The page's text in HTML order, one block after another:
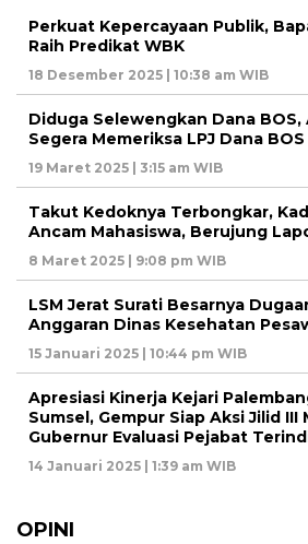
Perkuat Kepercayaan Publik,
Raih Predikat WBK
18 Desember 2025 | 10:38 am WIB
Diduga Selewengkan Dana BOS,
Segera Memeriksa LPJ Dana
19 Maret 2025 | 3:15 am WIB
Takut Kedoknya Terbongkar,
Ancam Mahasiswa, Berujung
8 Maret 2025 | 9:08 pm WIB
LSM Jerat Surati Besarnya
Anggaran Dinas Kesehatan
15 Januari 2025 | 10:44 pm WIB
Apresiasi Kinerja Kejari
Sumsel, Gempur Siap Aksi Jilid
Gubernur Evaluasi Pejabat
14 Januari 2025 | 1:39 am WIB
OPINI